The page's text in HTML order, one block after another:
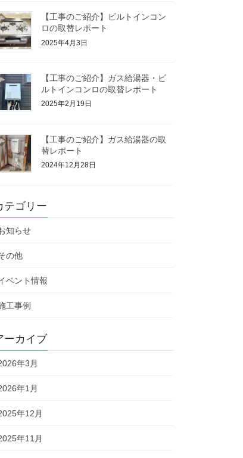
【工事のご紹介】ビルトインコン
ロの取替レポート
2025年4月3日
【工事のご紹介】ガス給湯器・ビ
ルトインコンロの取替レポート
2025年2月19日
【工事のご紹介】ガス給湯器の取
替レポート
2024年12月28日
テゴリー
知らせ
の他
ベント情報
工事例
ーカイブ
年3月
年1月
年12月
年11月